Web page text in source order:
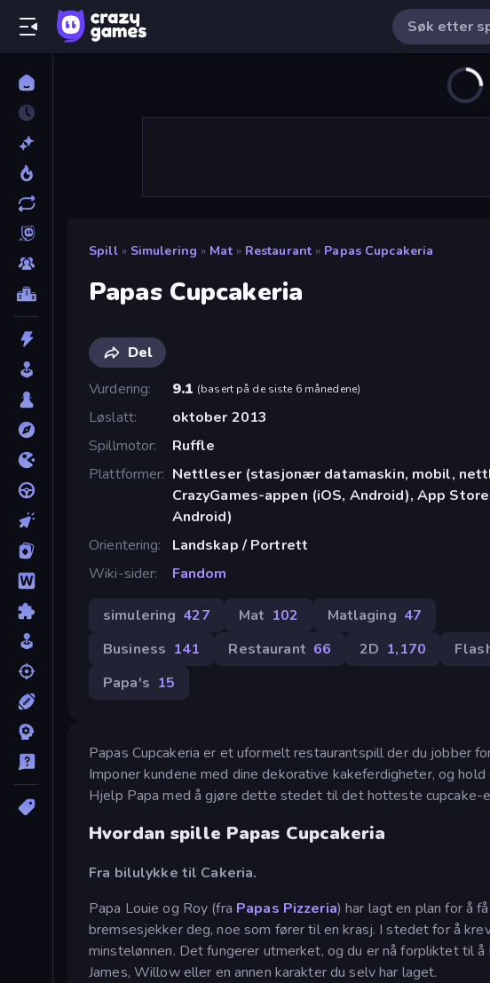
Spill » Simulering » Mat » Restaurant » Papas Cupcakeria
Papas Cupcakeria
Del
Vurdering
9.1 (basert på de siste 6 månedene)
Løslatt
oktober 2013
Spillmotor
Ruffle
Plattformer Nettleser (stasjonær datamaskin, mobil,
CrazyGames-appen (iOS, Android), App
Android)
Orientering
Landskap / Portrett
Wiki-sider
Fandom
simulering 427 Mat 102 Matlaging 47
Business 141 Restaurant 66 2D 1,170
Papa's 15
Papas Cupcakeria er et uformelt restaurantspill der du jobber
Imponer kundene med dine dekorative kakeferdigheter, og
Hjelp Papa med å gjøre dette stedet til det hotteste cupcake-
Hvordan spille Papas Cupcakeria
Fra bilulykke til Cakeria.
Papa Louie og Roy (fra Papas Pizzeria) har lagt en plan for å
bremsesjekker deg, noe som fører til en krasj. I stedet for å
minstelønnen. Det fungerer utmerket, og du er nå forpliktet til
James, Willow eller en annen karakter du selv har laget.